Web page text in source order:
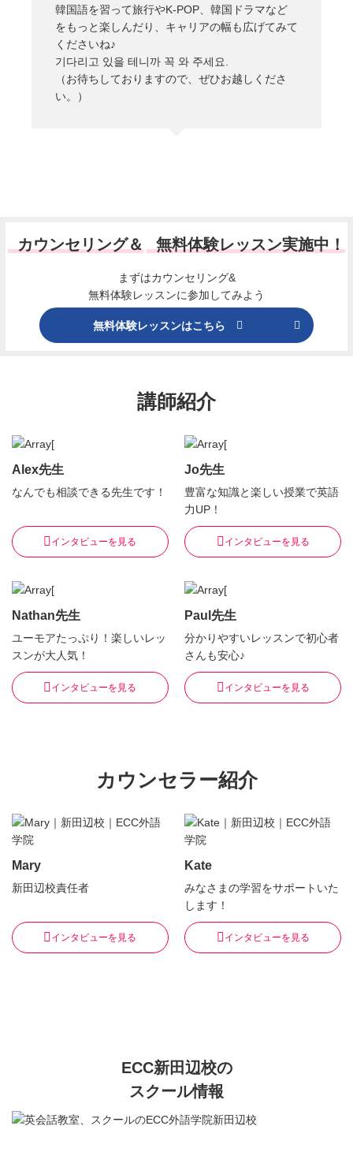
韓国語を習って旅行やK-POP、韓国ドラマなど
をもっと楽しんだり、キャリアの幅も広げてみて
くださいね♪
기다리고 있을 테니까 꼭 와 주세요.
（お待ちしておりますので、ぜひお越しくださ
い。）
カウンセリング＆ 無料体験レッスン実施中！
まずはカウンセリング&
無料体験レッスンに参加してみよう
無料体験レッスンはこちら
講師紹介
Alex先生
なんでも相談できる先生です！
インタビューを見る
Jo先生
豊富な知識と楽しい授業で英語
力UP！
インタビューを見る
Nathan先生
ユーモアたっぷり！楽しいレッ
スンが大人気！
インタビューを見る
Paul先生
分かりやすいレッスンで初心者
さんも安心♪
インタビューを見る
カウンセラー紹介
Mary
新田辺校責任者
インタビューを見る
Kate
みなさまの学習をサポートいた
します！
インタビューを見る
ECC新田辺校の
スクール情報